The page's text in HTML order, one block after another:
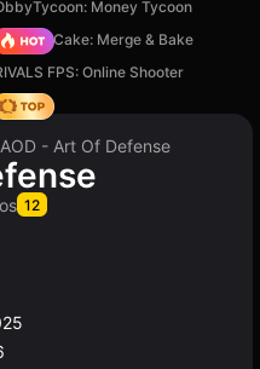
Money Tycoon
of Cake: Merge & Bake
FPS: Online Shooter
AOD - Art Of Defense
12